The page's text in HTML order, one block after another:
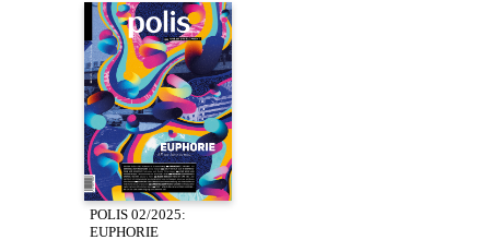
POLIS 02/2025:
EUPHORIE